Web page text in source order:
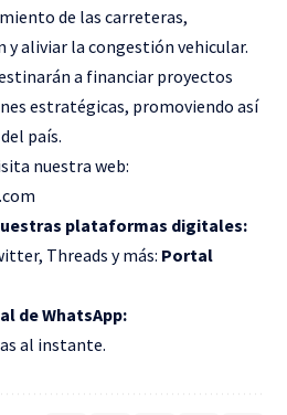
de las carreteras,
aliviar la congestión vehicular.
a financiar proyectos
estratégicas, promoviendo así
país.
nuestra web:
plataformas digitales:
Threads y más: Portal
de WhatsApp:
al instante.